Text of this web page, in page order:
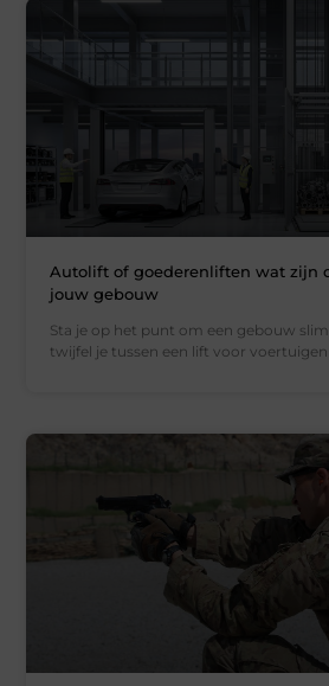
Autolift of goederenliften wat zijn
jouw gebouw
Sta je op het punt om een gebouw
twijfel je tussen een lift voor voertuigen